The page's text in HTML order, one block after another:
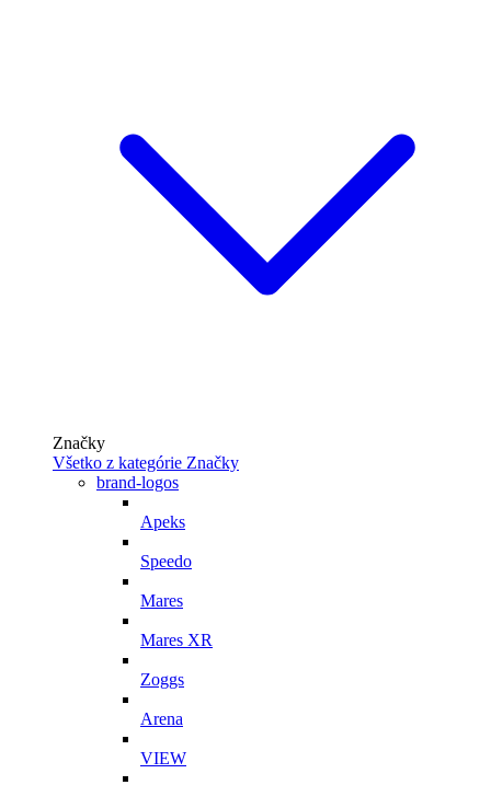
Značky
Všetko z kategórie Značky
brand-logos
Apeks
Speedo
Mares
Mares XR
Zoggs
Arena
VIEW